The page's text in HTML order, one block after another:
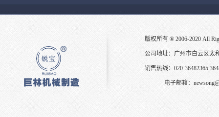
版权所有 ® 2006-2020 All
公司地址：广州市白云区太
销售热线：020-36482365
电子邮箱：